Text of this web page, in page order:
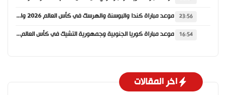
23:56 موعد مباراة كندا والبوسنة والهرسك في كأس العالم 2026 والقنوات الناقلة
16:54 موعد مباراة كوريا الجنوبية وجمهورية التشيك في كأس العالم 2026 والقنوات الناقلة
اخر المقالات